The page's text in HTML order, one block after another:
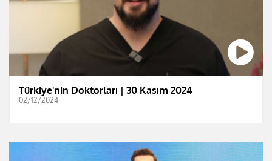
Türkiye'nin Doktorları | 30 Kasım 2024
02/12/2024